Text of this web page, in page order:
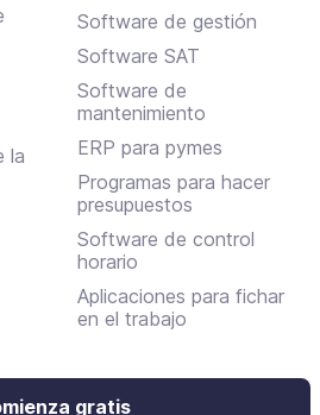
la
Software de gestión
Software SAT
Software de
mantenimiento
ERP para pymes
Programas para hacer
presupuestos
Software de control
horario
Aplicaciones para fichar
en el trabajo
gratis